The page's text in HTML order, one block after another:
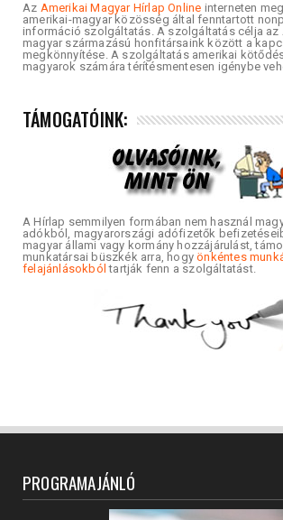
Az Amerikai Magyar Hírlap Online interneten
amerikai-magyar közösség által fenntartott
információ szolgáltatás. A szolgáltatás célja az
magyar származású honfitársaink között a
megkönnyítése. A szolgáltatás amerikai
magyarok számára térítésmentesen igénybe
TÁMOGATÓINK:
A Hírlap semmilyen formában nem használ
adókból, magyarországi adófizetők
magyar állami vagy kormány hozzájárulást,
munkatársai büszkék arra, hogyönkéntes
felajánlásokból tartják fenn a szolgáltatást.
PROGRAMAJÁNLÓ